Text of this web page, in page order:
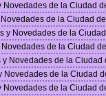
Novedades de la Ciudad
de la Ciudad
y Novedades de la
Novedades de la Ciudad
y Novedades de la
Novedades de la Ciudad
Novedades de la Ciudad